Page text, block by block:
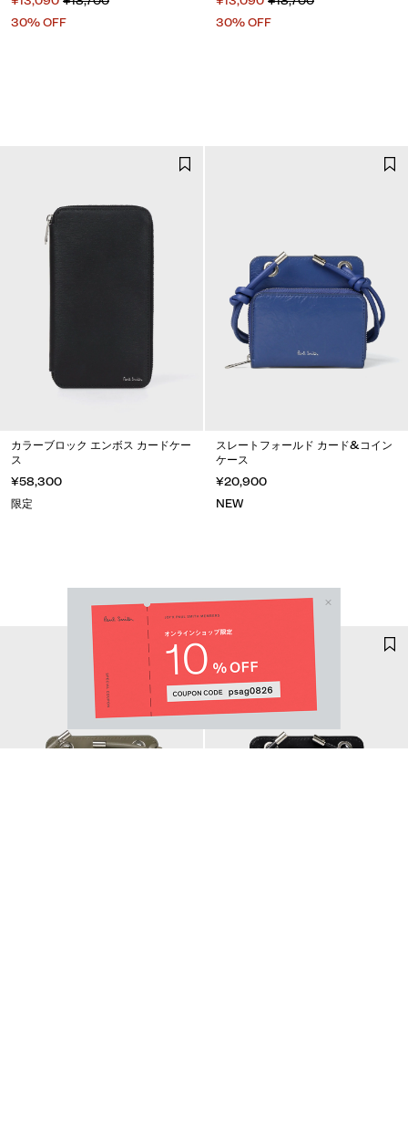
30% OFF
30% OFF
カラーブロック エンボス カードケー
ス
¥58,300
限定
スレートフォールド カード&コイン
ケース
¥20,900
NEW